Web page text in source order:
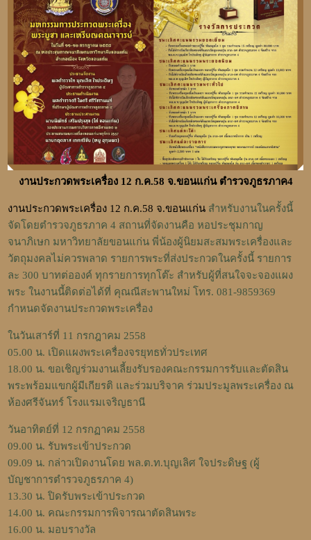
งานประกวดพระเครื่อง 12 ก.ค.58 จ.ขอนแก่น ตำรวจภูธรภาค4
งานประกวดพระเครื่อง 12 ก.ค.58 จ.ขอนแก่น สำหรับงานในครั้งนี้
จัดโดยตำรวจภูธรภาค 4 สถานที่จัดงานคือ หอประชุมกาญ
จนาภิเษก มหาวิทยาลัยขอนแก่น พี่น้องผู้นิยมสะสมพระเครื่องและ
วัตถุมงคลไม่ควรพลาด รายการพระที่ส่งประกวดในครั้งนี้ รายการ
ละ 300 บาทต่อองค์ ทุกรายการทุกโต๊ะ สำหรับผู้ที่สนใจจะจองแผง
พระ ในงานนี้ติดต่อได้ที่ คุณณีสะพานใหม่ โทร. 081-9859369
กำหนดจัดงานประกวดพระเครื่อง
ในวันเสาร์ที่ 11 กรกฎาคม 2558
05.00 น. เปิดแผงพระเครื่องจรยุทธทั่วประเทศ
18.00 น. ขอเชิญร่วมงานเลี้ยงรับรองคณะกรรมการรับและตัดสิน
พระพร้อมแขกผู้มีเกียรติ และร่วมบริจาค ร่วมประมูลพระเครื่อง ณ
ห้องศรีจันทร์ โรงแรมเจริญธานี
วันอาทิตย์ที่ 12 กรกฏาคม 2558
09.00 น. รับพระเข้าประกวด
09.09 น. กล่าวเปิดงานโดย พล.ต.ท.บุญเลิศ ใจประดิษฐ (ผู้
บัญชาการตำรวจภูธรภาค 4)
13.30 น. ปิดรับพระเข้าประกวด
14.00 น. คณะกรรมการพิจารณาตัดสินพระ
16.00 น. มอบรางวัล